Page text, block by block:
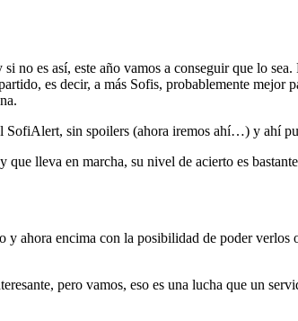
si no es así, este año vamos a conseguir que lo
es decir, a más Sofis, probablemente mejor
SofiAlert, sin spoilers (ahora iremos ahí…) y ahí
lleva en marcha, su nivel de acierto es
ahora encima con la posibilidad de poder
pero vamos, eso es una lucha que un